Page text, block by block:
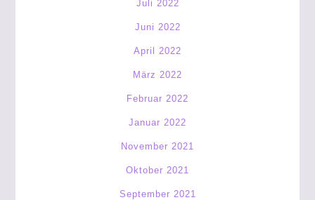
Juli 2022
Juni 2022
April 2022
März 2022
Februar 2022
Januar 2022
November 2021
Oktober 2021
September 2021